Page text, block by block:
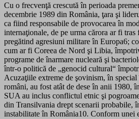
Cu o frecvenţă crescută în perioada
decembrie 1989 din România, ţara şi
ca fiind responsabile de provocarea în
internaţionale, de pe urma cărora ar fi tras
pregătind agresiuni militare în Europa6;
cum ar fi Coreea de Nord şi Libia,
programe de înarmare nucleară şi
într-o politică de „genocid cultural“
Acuzaţiile extreme de şovinism, în
români, au fost atât de dese în anii 1980,
SUA au inclus conflictul etnic şi
din Transilvania drept scenarii probabile,
instabilitate în România10. Conform unei